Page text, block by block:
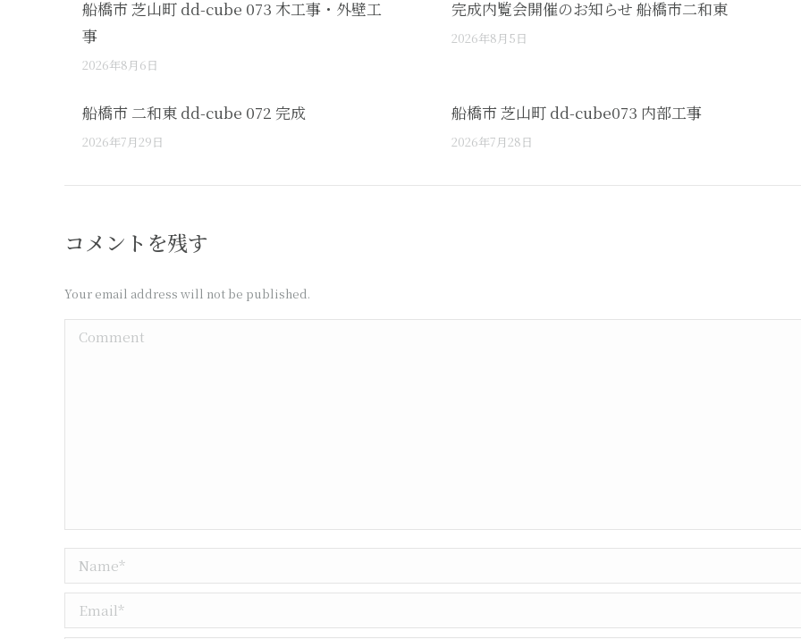
船橋市 芝山町 dd-cube 073 木工事・外壁工
事
2026年8月6日
完成内覧会開催のお知らせ 船橋市二和東
2026年8月5日
船橋市 二和東 dd-cube 072 完成
2026年7月29日
船橋市 芝山町 dd-cube073 内部工事
2026年7月28日
コメントを残す
Your email address will not be published.
Comment
Name *
Email *